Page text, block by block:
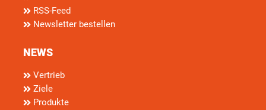
RSS-Feed
Newsletter bestellen
NEWS
Vertrieb
Ziele
Produkte